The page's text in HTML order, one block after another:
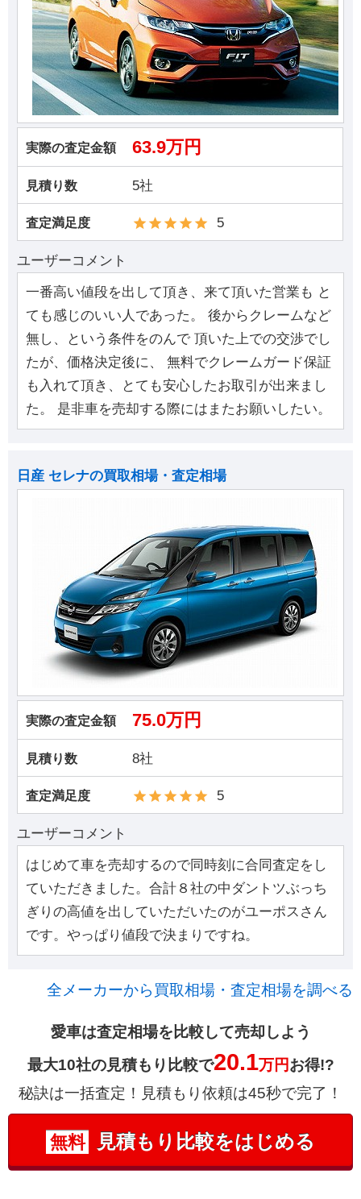
実際の査定金額 63.9万円
見積り数 5社
査定満足度 5
ユーザーコメント
一番高い値段を出して頂き、来て頂いた営業も と
ても感じのいい人であった。 後からクレームなど
無し、という条件をのんで 頂いた上での交渉でし
たが、価格決定後に、 無料でクレームガード保証
も入れて頂き、とても安心したお取引が出来まし
た。 是非車を売却する際にはまたお願いしたい。
日産 セレナの買取相場・査定相場
実際の査定金額 75.0万円
見積り数 8社
査定満足度 5
ユーザーコメント
はじめて車を売却するので同時刻に合同査定をし
ていただきました。合計８社の中ダントツぶっち
ぎりの高値を出していただいたのがユーポスさん
です。やっぱり値段で決まりですね。
全メーカーから買取相場・査定相場を調べる
愛車は査定相場を比較して売却しよう
最大10社の見積もり比較で20.1万円お得!?
秘訣は一括査定！見積もり依頼は45秒で完了！
無料 見積もり比較をはじめる